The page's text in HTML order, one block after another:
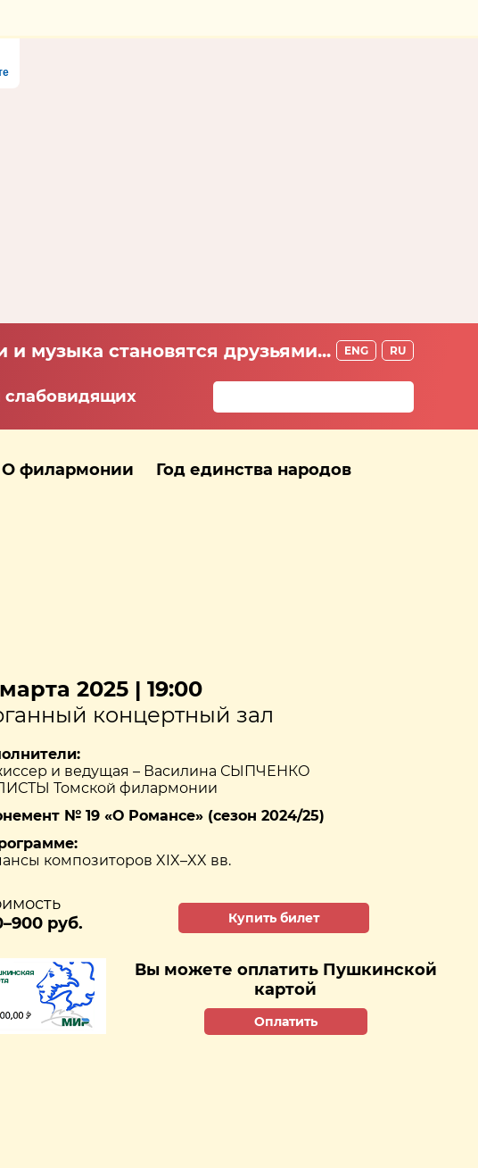
и музыка становятся друзьями... ENG RU
слабовидящих
О филармонии
Год единства народов
2025 | 19:00
концертный зал
и ведущая – Василина СЫПЧЕНКО
Томской филармонии
№ 19 «О Романсе» (сезон 2024/25)
композиторов XIX–XX вв.
руб.
Купить билет
Вы можете оплатить Пушкинской
картой
Оплатить